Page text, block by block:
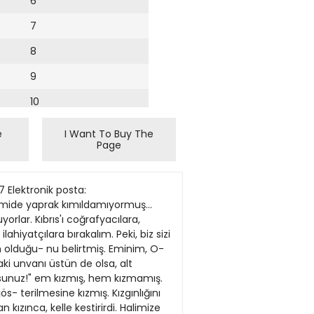
7
8
9
10
14
15
16
17
18
I Want To Buy The
Page
kararı ile satışına karar verilen Kovancılar ilçesi Pınartepe köyii hudutlan içinde bulunan ve Kovancı- lar Tapu Sıcıl Müdürlüğü'nün 74, 255, 368, 533, 564, 611, 734 ve 760 parsel sırasında kayıtlı bulunan taşınmazların açık arttırma suretiyle sa- tışına karar verilmiştir. Venlcn karar gereğince tapu malıklerinden olan ve kendilerine dava dılekçesi ve mahkeme kararı ılancn tebliğ yapılan aşağıda isimlen yazılı bulunan davalılann satış günleri olan 05.05.2005 günü saat 13.00 - 15.47, satılmaması halinde 2. satış günü olan 16.05.2005 tarihinde ve aynı saatlerde satış mahalli olan Kovancılar Adliyesi lcra Müdürlüğü odası önünde hazır bulunmalart veya kendile- rini vekil ile tcmsil ettirmelerini aksi halde yokluklarında satış işlemı yapılacağı ve hisseleri oranında kendilerine isabet eden paranın adlan- na bankaya bloke edileceğı hususu 7201 sayılı Tebligat Kanunu'nıın il- gili maddesi gereğince ilan tarihinden 7 gün sonra tebliğ edilmiş olaca- ğı ilancn tebliğ oluıiur. 07.03.2005. Ilancn tebligat yapılması istenen şa- hıslar: 1. Naciye Hoşdil, 2. Bırscn lloşdil (Adil kızı), 3. Gülnaz lloşdil. Basın: 14065 KÂMİL MASARACI kamilmasaraci(d mynBt.com HARBt SEMİUPOROY semihporoyCdyahoo.com HAYAT EPİK TİYATROSU MVSTAFA BÎLGIN hayatepik(d mynet.com "KİŞİ BAŞINA ©ELİR 4 BÎN 172 DOUVRA İy YUKSELMIS AtoA " + f f f BAŞINA BORC RAKAMI 4 BİN 328 DOLARA ÇEKMIŞ." OTOBÜSTEKİL